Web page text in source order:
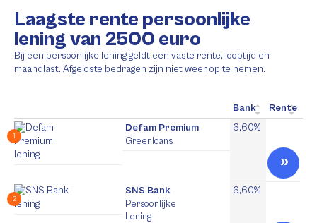
Laagste rente persoonlijke
lening van 2500 euro
Bij een persoonlijke lening geldt een vaste rente, looptijd en
maandlast. Afgeloste bedragen zijn niet weer op te nemen.
Bank
Rente
Defam Premium
Greenloans
6,60%
SNS Bank
Persoonlijke
Lening
6,60%